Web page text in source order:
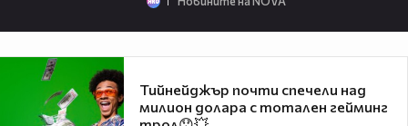
Тийнейджър почти спечели над
милион долара с тотален гейминг